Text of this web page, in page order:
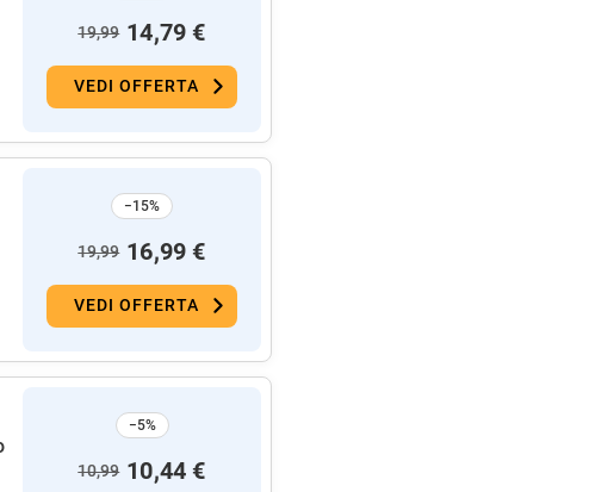
19,99 14,79 €
VEDI OFFERTA
−15%
19,99 16,99 €
VEDI OFFERTA
−5%
10,99 10,44 €